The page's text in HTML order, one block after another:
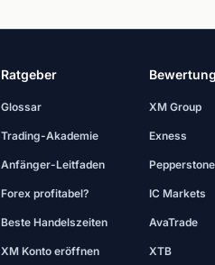
Ratgeber
Glossar
Trading-Akademie
Anfänger-Leitfaden
Forex profitabel?
Beste Handelszeiten
XM Konto eröffnen
XM Group
Exness
Pepperstone
IC Markets
AvaTrade
XTB